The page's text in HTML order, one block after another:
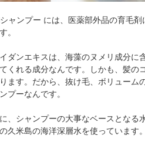
ャンプー には、医薬部外品の育毛剤
。
ダンエキスは、海藻のヌメリ成分に
くれる成分なんです。しかも、髪の
ます。だから、抜け毛、ボリューム
プーなんです。
、シャンプーの大事なベースとなる
久米島の海洋深層水を使っています。